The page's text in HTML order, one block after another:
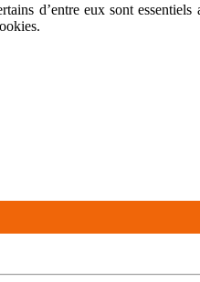
d’entre eux sont